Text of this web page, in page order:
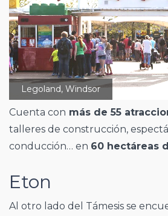
Legoland, Windsor
Cuenta con más de 55
talleres de construcción,
conducción… en 60 hectáreas
Eton
Al otro lado del Támesis se